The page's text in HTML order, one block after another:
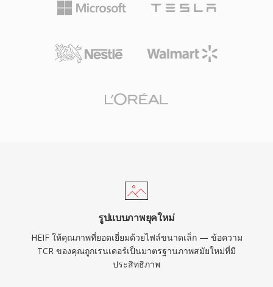
รูปแบบภาพยุคใหม่
HEIF ให้คุณภาพที่ยอดเยี่ยมด้วยไฟล์ขนาดเล็ก — ข้อความ
TCR ของคุณถูกเรนเดอร์เป็นมาตรฐานภาพสมัยใหม่ที่มี
ประสิทธิภาพ